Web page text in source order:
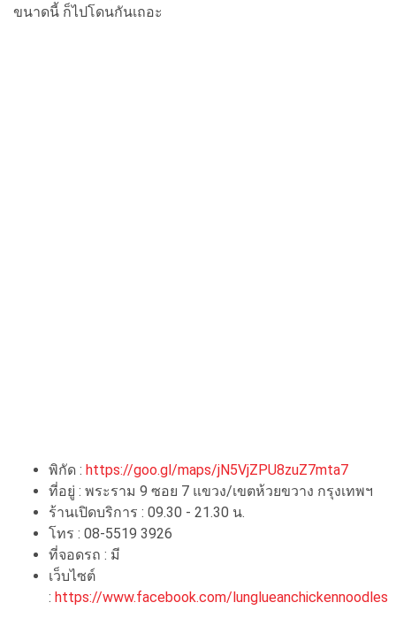
ขนาดนี้ ก็ไปโดนกันเถอะ
พิกัด : https://goo.gl/maps/jN5VjZPU8zuZ7mta7
ที่อยู่ : พระราม 9 ซอย 7 แขวง/เขตห้วยขวาง กรุงเทพฯ
ร้านเปิดบริการ : 09.30 - 21.30 น.
โทร : 08-5519 3926
ที่จอดรถ : มี
เว็บไซต์
: https://www.facebook.com/lunglueanchickennoodles